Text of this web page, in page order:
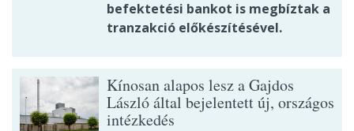
befektetési bankot is megbíztak a
tranzakció előkészítésével.
Kínosan alapos lesz a Gajdos
László által bejelentett új, országos
intézkedés